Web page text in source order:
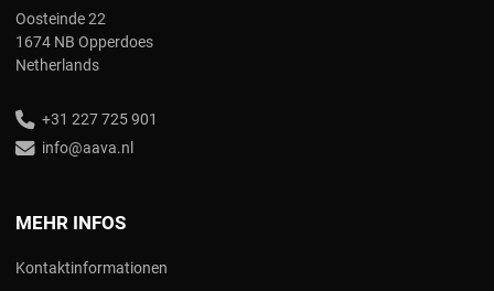
Oosteinde 22
1674 NB Opperdoes
Netherlands
+31 227 725 901
info@aava.nl
MEHR INFOS
Kontaktinformationen